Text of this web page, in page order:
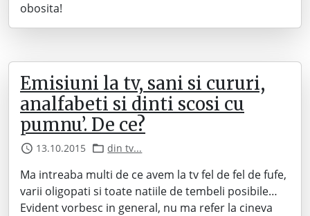
obosita!
Emisiuni la tv, sani si cururi,
analfabeti si dinti scosi cu
pumnu’. De ce?
13.10.2015 din tv...
Ma intreaba multi de ce avem la tv fel de fel de fufe,
varii oligopati si toate natiile de tembeli posibile…
Evident vorbesc in general, nu ma refer la cineva